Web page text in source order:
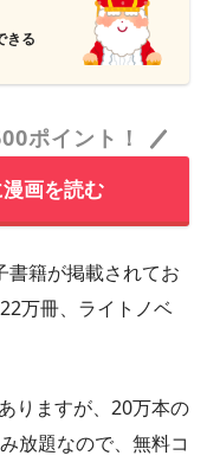
ま買うより月額メニ
月額登録して即解約
きる
ポイント！
漫画を読む
書籍が掲載されてお
万冊、ライトノベ
りますが、20万本の
放題なので、無料コ